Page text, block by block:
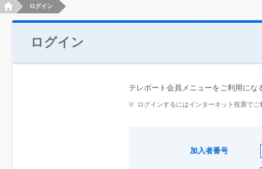
HOMEログイン
ログイン
テレボート会員メニューをご利用にな
ログインするにはインターネット投票で
加入者番号